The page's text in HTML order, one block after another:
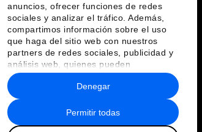
anuncios, ofrecer funciones de redes
sociales y analizar el tráfico. Además,
compartimos información sobre el uso
que haga del sitio web con nuestros
partners de redes sociales, publicidad y
análisis web, quienes pueden
combinarla con otra información que les
haya proporcionado o que hayan
recopilado a partir del uso que haya
hecho de sus servicios.
Permitir todas
Denegar